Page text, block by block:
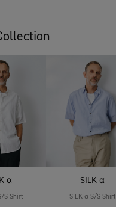
α
S Shirt
SILK α
SILK α S/S Shirt